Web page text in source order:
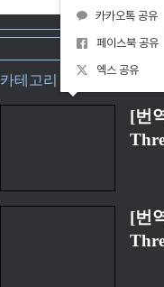
카카오톡 공유
페이스북 공유
엑스 공유
카테고리 “Language/
[번
턴
(3) [
[번